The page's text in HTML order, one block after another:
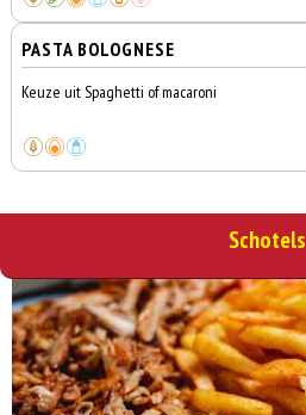
PASTA BOLOGNESE
Keuze uit Spaghetti of macaroni
Schotels